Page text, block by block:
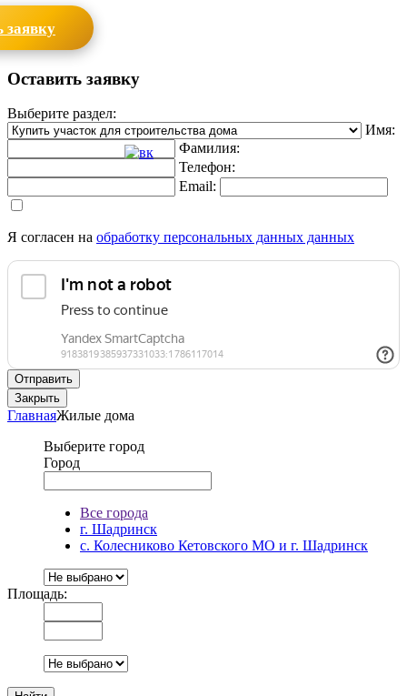
заявку
Оставить заявку
Выберите раздел:
Имя:
Фамилия:
Телефон:
Email:
Я согласен на обработку персональных данных данных
Отправить
Закрыть
ГлавнаяЖилые дома
Выберите город
Город
Все города
г. Шадринск
с. Колесниково Кетовского МО и г. Шадринск
Площадь: